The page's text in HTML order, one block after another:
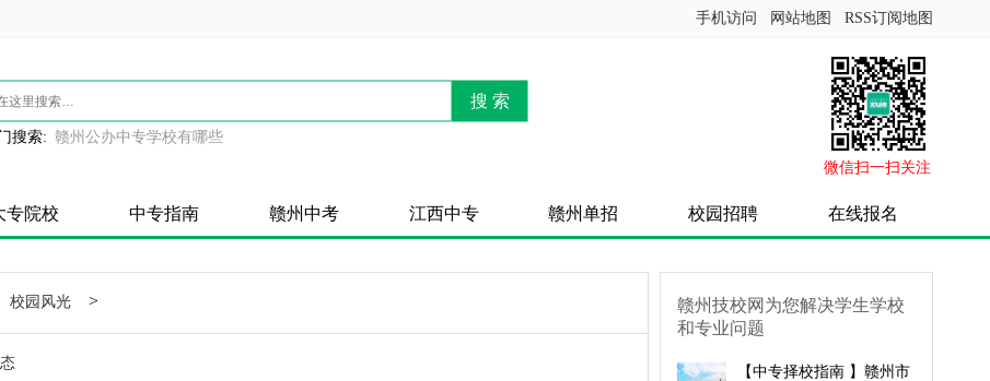
手机访问 网站地图 RSS订阅地图
搜 索
搜索: 赣州公办中专学校有哪些
微信扫一扫关注
专院校 中专指南 赣州中考 江西中专 赣州单招 校园招聘 在线报名
校园风光 >
赣州技校网为您解决学生学校
和专业问题
【中专择校指南 】赣州市